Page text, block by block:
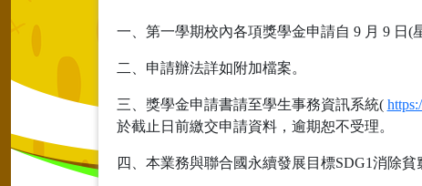
一、第一學期校內各項獎學金申請自 9 月 9 日(
二、申請辦法詳如附加檔案。
三、獎學金申請書請至學生事務資訊系統(
於截止日前繳交申請資料，逾期恕不受理。
四、本業務與聯合國永續發展目標SDG1消除貧